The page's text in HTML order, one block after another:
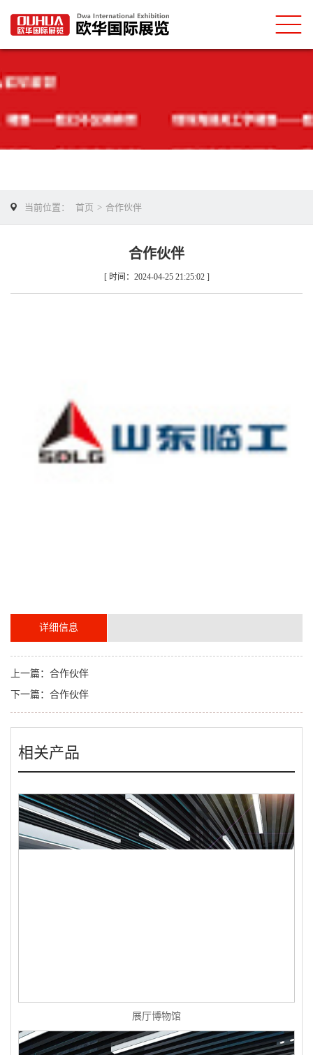
当前位置： 首页 > 合作伙伴
合作伙伴
[ 时间：2024-04-25 21:25:02 ]
详细信息
上一篇： 合作伙伴
下一篇： 合作伙伴
相关产品
展厅博物馆